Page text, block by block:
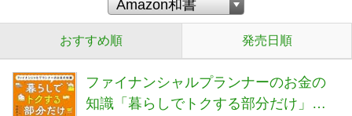
おすすめ順 発売日順
ファイナンシャルプランナーのお金の
知識「暮らしでトクする部分だけ」ま